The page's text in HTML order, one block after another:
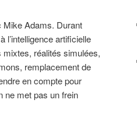
Mike Adams. Durant
l’intelligence artificielle
réalités simulées,
remplacement de
en compte pour
ne met pas un frein